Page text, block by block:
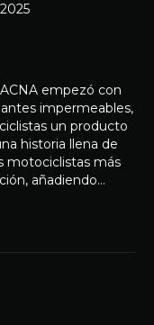
empezó con
impermeables,
un producto
historia llena de
motociclistas más
añadiendo…